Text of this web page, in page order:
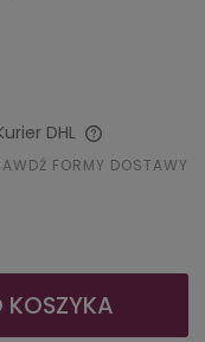
DHL
płatności
FORMY DOSTAWY
KOSZYKA